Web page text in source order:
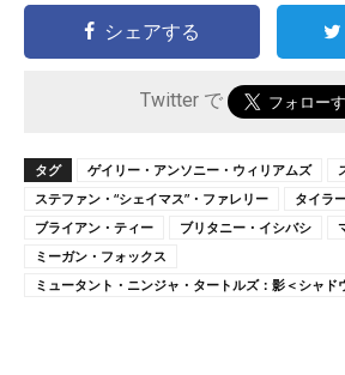
シェアする
Twitter で
タグ ゲイリー・アンソニー・ウィリアムズ
ステファン・“シェイマス”・ファレリー
タイラ
ブライアン・ティー
ブリタニー・イシバシ
ミーガン・フォックス
ミュータント・ニンジャ・タートルズ：影＜シャド